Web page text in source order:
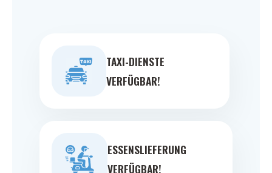
TAXI-DIENSTE
VERFÜGBAR!
ESSENSLIEFERUNG
VERFÜGBAR!